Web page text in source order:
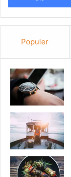
Populer